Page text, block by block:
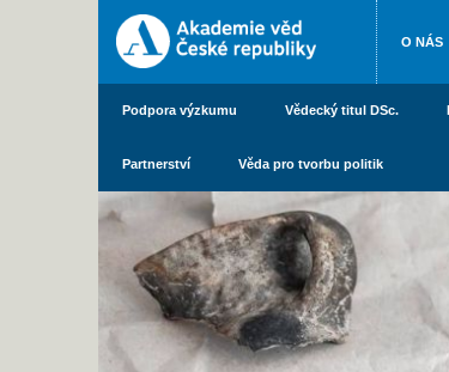
O NÁS
Podpora výzkumu Vědecký titul DSc.
Partnerství Věda pro tvorbu politik